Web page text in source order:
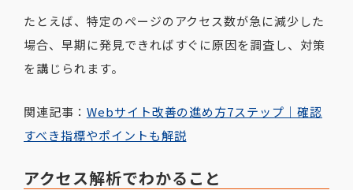
たとえば、特定のページのアクセス数が急に減少した
場合、早期に発見できればすぐに原因を調査し、対策
を講じられます。
関連記事： Webサイト改善の進め方7ステップ｜確認
すべき指標やポイントも解説
アクセス解析でわかること